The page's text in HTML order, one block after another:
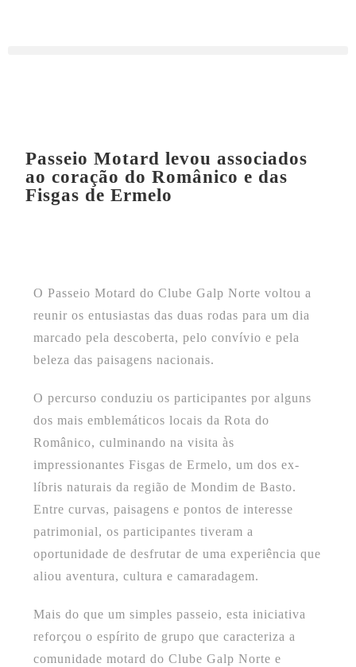
Passeio Motard levou associados
ao coração do Românico e das
Fisgas de Ermelo
O Passeio Motard do Clube Galp Norte voltou a
reunir os entusiastas das duas rodas para um dia
marcado pela descoberta, pelo convívio e pela
beleza das paisagens nacionais.
O percurso conduziu os participantes por alguns
dos mais emblemáticos locais da Rota do
Românico, culminando na visita às
impressionantes Fisgas de Ermelo, um dos ex-
líbris naturais da região de Mondim de Basto.
Entre curvas, paisagens e pontos de interesse
patrimonial, os participantes tiveram a
oportunidade de desfrutar de uma experiência que
aliou aventura, cultura e camaradagem.
Mais do que um simples passeio, esta iniciativa
reforçou o espírito de grupo que caracteriza a
comunidade motard do Clube Galp Norte e